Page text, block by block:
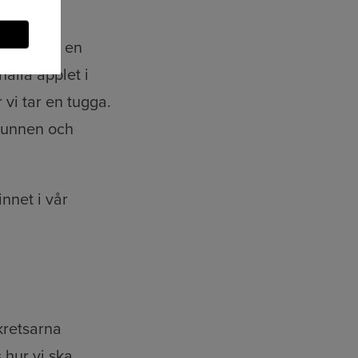
oss en
äpplet i
tar en tugga.
och
i vår